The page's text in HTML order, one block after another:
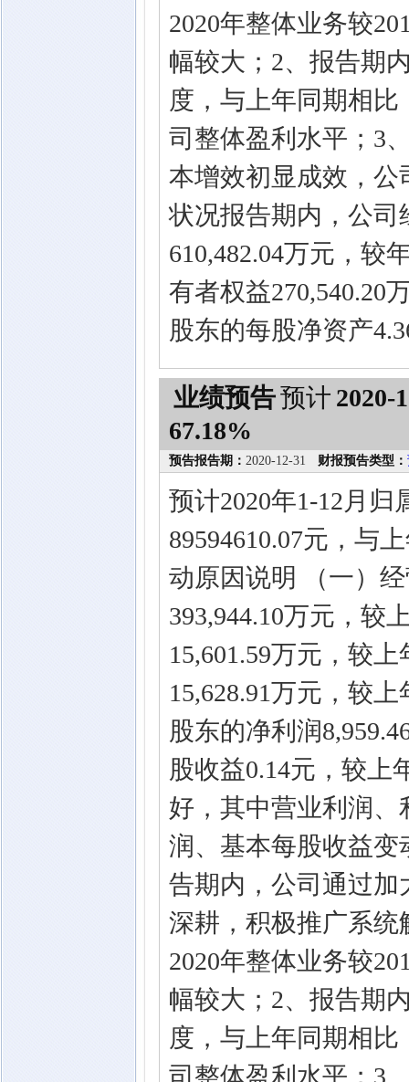
2020年整体业务较
幅较大；2、报告期
度，与上年同期相
司整体盈利水平；3
本增效初显成效，
状况报告期内，公
610,482.04万元，较
有者权益270,540.20
股东的每股净资产
业绩预告预计 2020-
67.18%
预告报告期： 2020-12-31 财报预告类型：
预计2020年1-12月
89594610.07元，与
动原因说明 （一）
393,944.10万元，较
15,601.59万元，较
15,628.91万元，较
股东的净利润
股收益0.14元，较上
好，其中营业利润
润、基本每股收益变
告期内，公司通过
深耕，积极推广系
2020年整体业务较
幅较大；2、报告期
度，与上年同期相
司整体盈利水平；3